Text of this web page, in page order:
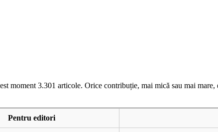
moment 3.301 articole. Orice contribuție, mai mică sau mai
Pentru editori